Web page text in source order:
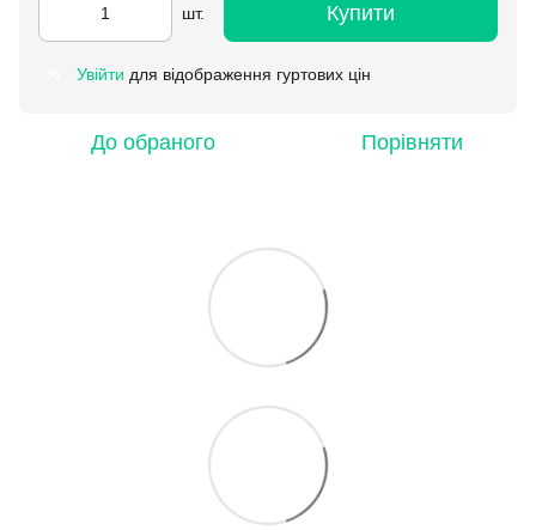
шт. Купити
Увійти для відображення гуртових цін
До обраного Порівняти